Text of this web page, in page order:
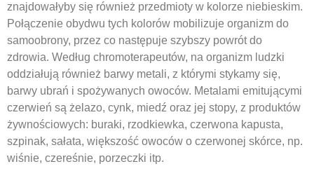
znajdowałyby się również przedmioty w kolorze niebieskim.
Połączenie obydwu tych kolorów mobilizuje organizm do
samoobrony, przez co następuje szybszy powrót do
zdrowia. Według chromoterapeutów, na organizm ludzki
oddziałują również barwy metali, z którymi stykamy się,
barwy ubrań i spożywanych owoców. Metalami emitującymi
czerwień są żelazo, cynk, miedź oraz jej stopy, z produktów
żywnościowych: buraki, rzodkiewka, czerwona kapusta,
szpinak, sałata, większość owoców o czerwonej skórce, np.
wiśnie, czereśnie, porzeczki itp.